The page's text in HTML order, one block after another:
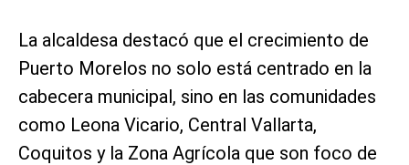
La alcaldesa destacó que el crecimiento de
Puerto Morelos no solo está centrado en la
cabecera municipal, sino en las comunidades
como Leona Vicario, Central Vallarta,
Coquitos y la Zona Agrícola que son foco de